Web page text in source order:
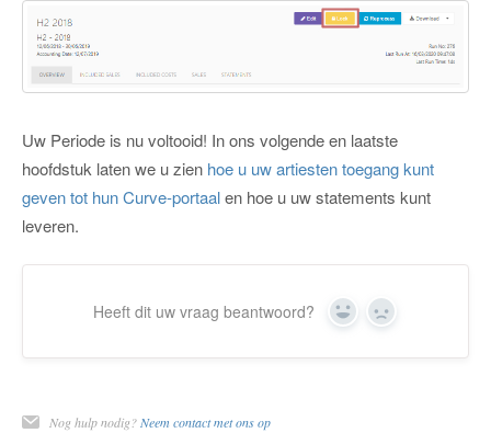
Uw Periode is nu voltooid! In ons volgende en laatste
hoofdstuk laten we u zien hoe u uw artiesten toegang kunt
geven tot hun Curve-portaalen hoe u uw statements kunt
leveren.
Heeft dit uw vraag beantwoord? Ja Nee
Nog hulp nodig?Neem contact met ons op